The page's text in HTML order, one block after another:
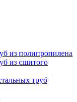
из полипропилена
из сшитого
труб